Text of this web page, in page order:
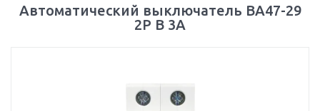
Автоматический выключатель ВА47-29
2P B 3А